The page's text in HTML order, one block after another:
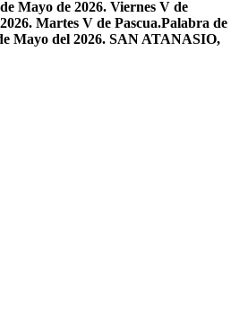
Mayo de 2026. Viernes V de
Martes V de Pascua.Palabra de
Mayo del 2026. SAN ATANASIO,